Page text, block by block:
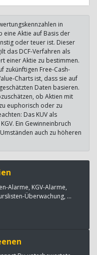
in
eine Aktie auf Basis der
oder teuer ist. Dieser
das DCF-Verfahren als
einer Aktie zu bestimmen.
zukünftigen Free-Cash-
Charts ist, dass sie auf
Daten basieren.
ob Aktien mit
euphorisch oder zu
Das KUV als
Ein Gewinneinbruch
auch zu höheren
Alarme, KGV-Alarme,
Überwachung, ...